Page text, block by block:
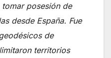
posesión de
desde España. Fue
de
territorios